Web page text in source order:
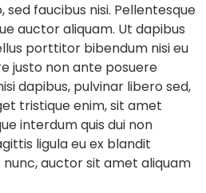
sed faucibus nisi. Pellentesque
auctor aliquam. Ut dapibus
porttitor bibendum nisi eu
justo non ante posuere
dapibus, pulvinar libero sed,
tristique enim, sit amet
interdum quis dui non
ligula eu ex blandit
auctor sit amet aliquam